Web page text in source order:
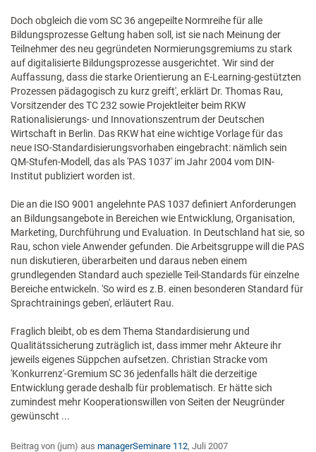
Doch obgleich die vom SC 36 angepeilte Normreihe für alle
Bildungsprozesse Geltung haben soll, ist sie nach Meinung der
Teilnehmer des neu gegründeten Normierungsgremiums zu stark
auf digitalisierte Bildungsprozesse ausgerichtet. 'Wir sind der
Auffassung, dass die starke Orientierung an E-Learning-gestützten
Prozessen pädagogisch zu kurz greift', erklärt Dr. Thomas Rau,
Vorsitzender des TC 232 sowie Projektleiter beim RKW
Rationalisierungs- und Innovationszentrum der Deutschen
Wirtschaft in Berlin. Das RKW hat eine wichtige Vorlage für das
neue ISO-Standardisierungsvorhaben eingebracht: nämlich sein
QM-Stufen-Modell, das als 'PAS 1037' im Jahr 2004 vom DIN-
Institut publiziert worden ist.
Die an die ISO 9001 angelehnte PAS 1037 definiert Anforderungen
an Bildungsangebote in Bereichen wie Entwicklung, Organisation,
Marketing, Durchführung und Evaluation. In Deutschland hat sie, so
Rau, schon viele Anwender gefunden. Die Arbeitsgruppe will die PAS
nun diskutieren, überarbeiten und daraus neben einem
grundlegenden Standard auch spezielle Teil-Standards für einzelne
Bereiche entwickeln. 'So wird es z.B. einen besonderen Standard für
Sprachtrainings geben', erläutert Rau.
Fraglich bleibt, ob es dem Thema Standardisierung und
Qualitätssicherung zuträglich ist, dass immer mehr Akteure ihr
jeweils eigenes Süppchen aufsetzen. Christian Stracke vom
'Konkurrenz'-Gremium SC 36 jedenfalls hält die derzeitige
Entwicklung gerade deshalb für problematisch. Er hätte sich
zumindest mehr Kooperationswillen von Seiten der Neugründer
gewünscht ...
Beitrag von (jum) aus managerSeminare 112, Juli 2007